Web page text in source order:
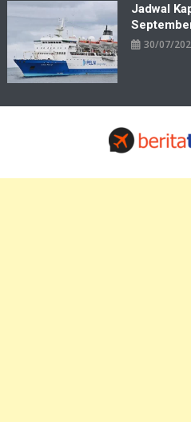
Jadwal
30/07/
Travelbiz